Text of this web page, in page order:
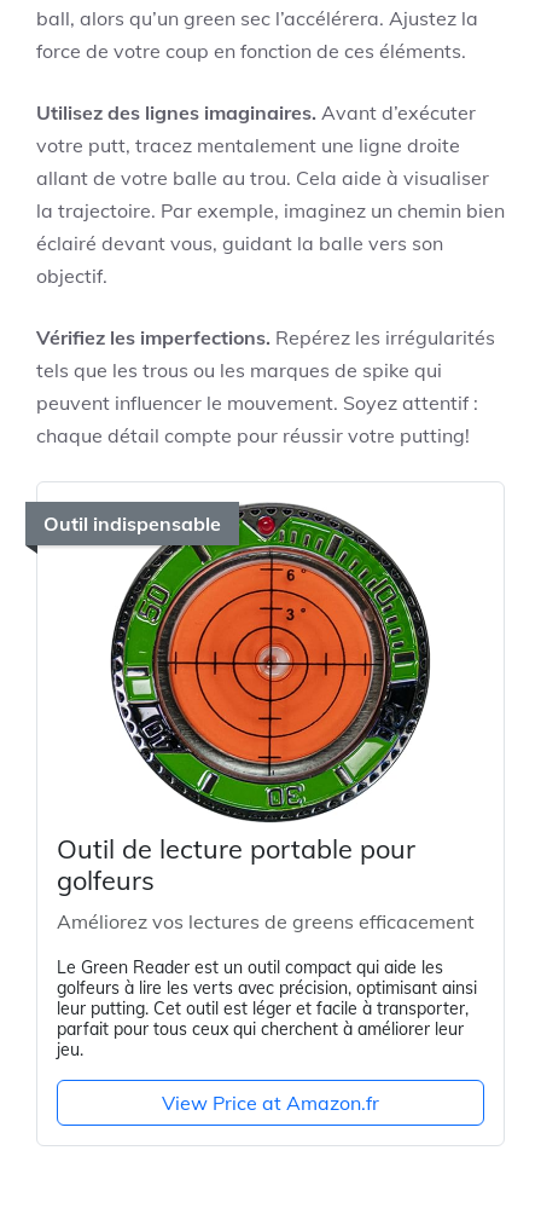
ball, alors qu’un green sec l’accélérera. Ajustez la
force de votre coup en fonction de ces éléments.
Utilisez des lignes imaginaires. Avant d’exécuter
votre putt, tracez mentalement une ligne droite
allant de votre balle au trou. Cela aide à visualiser
la trajectoire. Par exemple, imaginez un chemin bien
éclairé devant vous, guidant la balle vers son
objectif.
Vérifiez les imperfections. Repérez les irrégularités
tels que les trous ou les marques de spike qui
peuvent influencer le mouvement. Soyez attentif :
chaque détail compte pour réussir votre putting!
Outil indispensable
Outil de lecture portable pour
golfeurs
Améliorez vos lectures de greens efficacement
Le Green Reader est un outil compact qui aide les
golfeurs à lire les verts avec précision, optimisant ainsi
leur putting. Cet outil est léger et facile à transporter,
parfait pour tous ceux qui cherchent à améliorer leur
jeu.
View Price at Amazon.fr